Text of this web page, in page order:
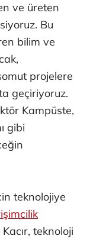
ve üreten
Bu
bilim ve
projelere
geçiriyoruz.
Kampüste,
gibi
teknolojiye
teknoloji